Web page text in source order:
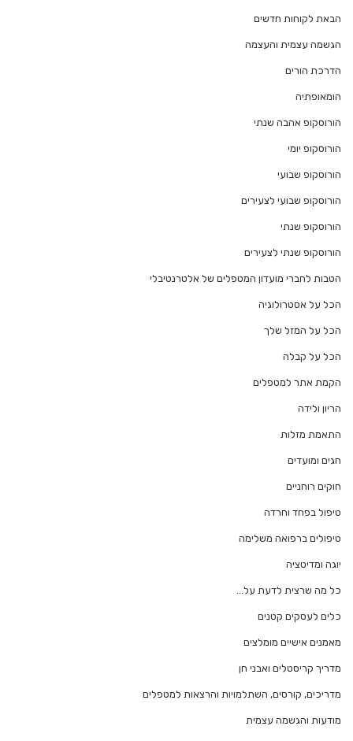
הבאת לקוחות חדשים
הגשמה עצמית והעצמה
הדרכת הורים
הומאופתיה
הורוסקופ אהבה שנתי
הורוסקופ יומי
הורוסקופ שבועי
הורוסקופ שבועי לצעירים
הורוסקופ שנתי
הורוסקופ שנתי לצעירים
הטבות לחברי מועדון המטפלים של אלטרנטיבלי
הכל על אסטרולוגיה
הכל על המזל שלך
הכל על קבלה
הקמת אתר למטפלים
הריון ולידה
התאמת מזלות
חגים ומועדים
חוקים רוחניים
טיפול בפחד וחרדה
טיפולים ברפואה משלימה
יוגה ומדיטציה
כל מה שרצית לדעת על…
כלים לעסקים קטנים
מאמנים אישיים מומלצים
מדריך קריסטלים ואבני חן
מדריכים, קורסים, השתלמויות והרצאות למטפלים
מודעות והגשמה עצמית